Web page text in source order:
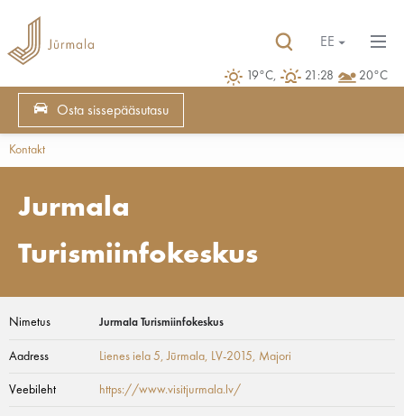
19°C, 21:28 20°C
EE
Osta sissepääsutasu
Kontakt
Jurmala
Turismiinfokeskus
Nimetus Jurmala Turismiinfokeskus
Aadress Lienes iela 5, Jūrmala, LV-2015, Majori
Veebileht https://www.visitjurmala.lv/